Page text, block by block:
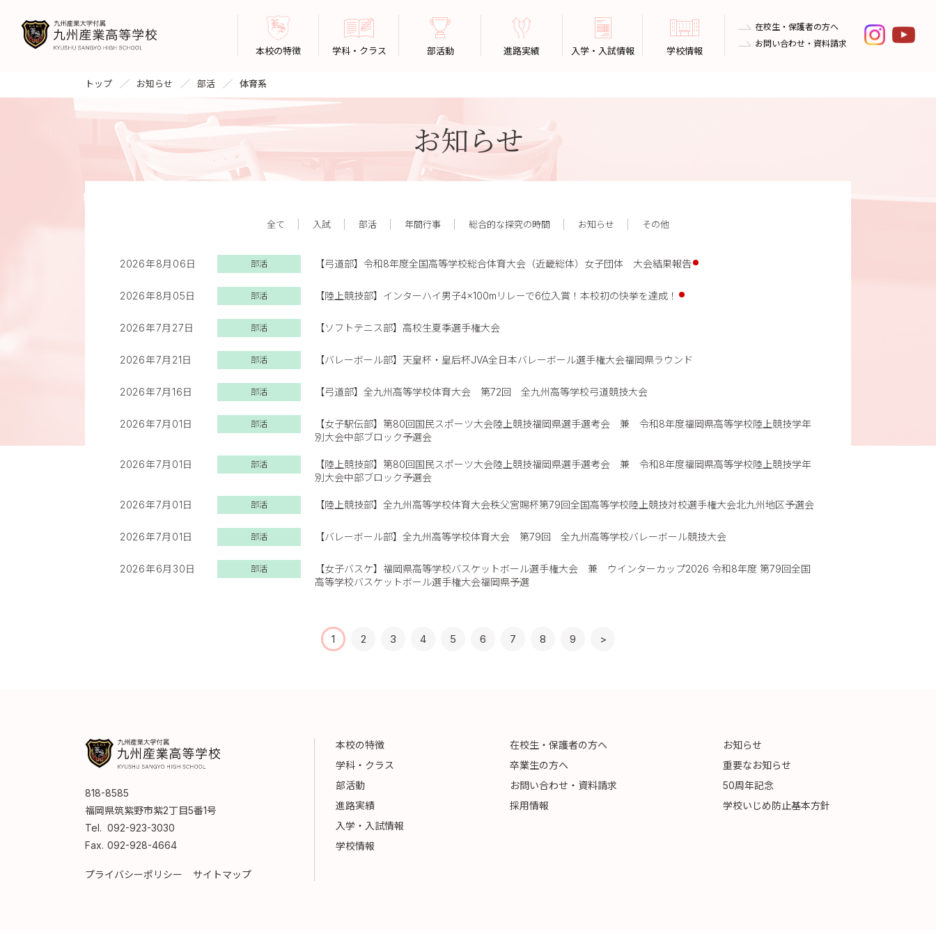
本校の特徴 学科・クラス 部活動 進路実績 入学・入試情報 学校情報
在校生・保護者の方へ
お問い合わせ・資料請求
トップ お知らせ 部活 体育系
お知らせ
全て 入試 部活 年間行事 総合的な探究の時間 お知らせ その他
2026年8月06日 部活 【弓道部】令和8年度全国高等学校総合体育大会（近畿総体）女子団体 大会結果報告
2026年8月05日 部活 【陸上競技部】インターハイ男子4×100mリレーで6位入賞！本校初の快挙を達成！
2026年7月27日 部活 【ソフトテニス部】高校生夏季選手権大会
2026年7月21日 部活 【バレーボール部】天皇杯・皇后杯JVA全日本バレーボール選手権大会福岡県ラウンド
2026年7月16日 部活 【弓道部】全九州高等学校体育大会 第72回 全九州高等学校弓道競技大会
2026年7月01日 部活
【女子駅伝部】第80回国民スポーツ大会陸上競技福岡県選手選考会 兼 令和8年度福岡県高等学校陸上競技学年
別大会中部ブロック予選会
2026年7月01日 部活
【陸上競技部】第80回国民スポーツ大会陸上競技福岡県選手選考会 兼 令和8年度福岡県高等学校陸上競技学年
別大会中部ブロック予選会
2026年7月01日 部活 【陸上競技部】全九州高等学校体育大会秩父宮賜杯第79回全国高等学校陸上競技対校選手権大会北九州地区予選会
2026年7月01日 部活 【バレーボール部】全九州高等学校体育大会 第79回 全九州高等学校バレーボール競技大会
2026年6月30日 部活
【女子バスケ】福岡県高等学校バスケットボール選手権大会 兼 ウインターカップ2026 令和8年度 第79回全国
高等学校バスケットボール選手権大会福岡県予選
1 2 3 4 5 6 7 8 9 >
818-8585
福岡県筑紫野市紫2丁目5番1号
Tel. 092-923-3030
Fax. 092-928-4664
プライバシーポリシー サイトマップ
本校の特徴
学科・クラス
部活動
進路実績
入学・入試情報
学校情報
在校生・保護者の方へ
卒業生の方へ
お問い合わせ・資料請求
採用情報
お知らせ
重要なお知らせ
50周年記念
学校いじめ防止基本方針